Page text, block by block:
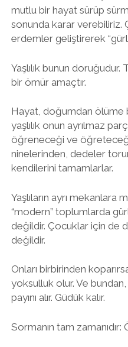
mutlu bir hayat sürüp
sonunda karar verebiliriz.
erdemler geliştirerek
Yaşlılık bunun doruğudur.
bir ömür amaçtır.
Hayat, doğumdan ölüme
yaşlılık onun ayrılmaz
öğreneceği ve
ninelerinden, dedeler
kendilerini tamamlarlar.
Yaşlıların ayrı mekanlara
“modern” toplumlarda
değildir. Çocuklar için de
değildir.
Onları birbirinden
yoksulluk olur. Ve
payını alır. Güdük kalır.
Sormanın tam zamanıdır: